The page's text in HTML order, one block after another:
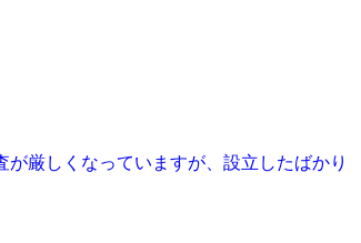
厳しくなっていますが、設立したばかり